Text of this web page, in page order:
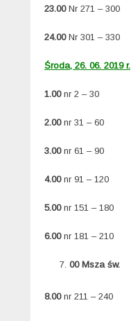
23.00Nr 271 – 300
24.00Nr 301 – 330
Środa, 26. 06. 2019 r.
1.00 nr 2 – 30
2.00nr 31 – 60
3.00nr 61 – 90
4.00nr 91 – 120
5.00nr 151 – 180
6.00nr 181 – 210
00 Msza św.
8.00nr 211 – 240